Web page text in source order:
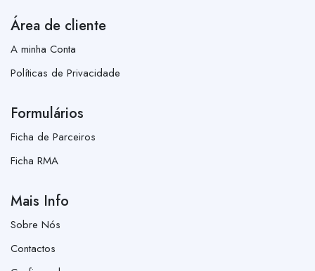
Área de cliente
A minha Conta
Políticas de Privacidade
Formulários
Ficha de Parceiros
Ficha RMA
Mais Info
Sobre Nós
Contactos